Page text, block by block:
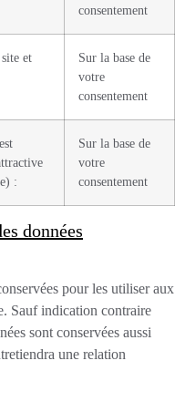
consentement
et
Sur la base de
votre
consentement
:
Sur la base de
votre
consentement
données
pour les utiliser aux
Sauf indication contraire
sont conservées aussi
une relation